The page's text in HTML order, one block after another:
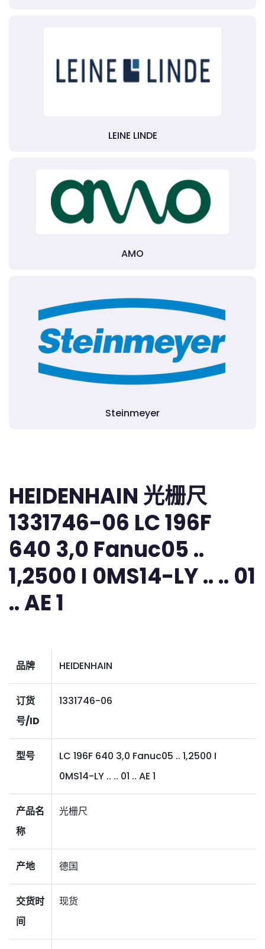
LEINE LINDE
AMO
Steinmeyer
HEIDENHAIN 光栅尺
1331746-06 LC 196F
640 3,0 Fanuc05 ..
1,2500 I 0MS14-LY .. .. 01
.. AE 1
品牌 HEIDENHAIN
订货
号/ID
1331746-06
型号
LC 196F 640 3,0 Fanuc05 .. 1,2500 I
0MS14-LY .. .. 01 .. AE 1
产品名
称
光栅尺
产地 德国
交货时
间
现货